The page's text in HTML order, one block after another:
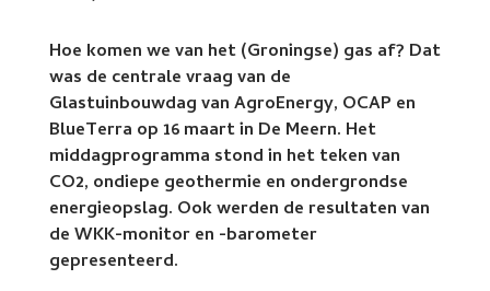
Hoe komen we van het (Groningse) gas af? Dat
was de centrale vraag van de
Glastuinbouwdag van AgroEnergy, OCAP en
BlueTerra op 16 maart in De Meern. Het
middagprogramma stond in het teken van
CO2, ondiepe geothermie en ondergrondse
energieopslag. Ook werden de resultaten van
de WKK-monitor en -barometer
gepresenteerd.